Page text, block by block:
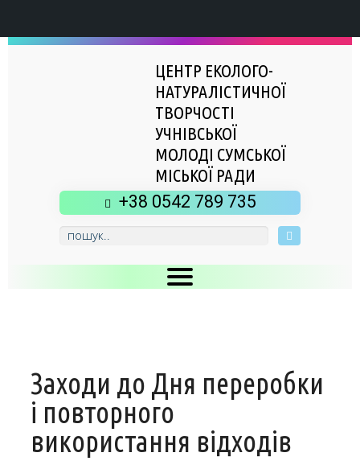
ЦЕНТР ЕКОЛОГО-
НАТУРАЛІСТИЧНОЇ
ТВОРЧОСТІ
УЧНІВСЬКОЇ
МОЛОДІ СУМСЬКОЇ
МІСЬКОЇ РАДИ
+38 0542 789 735
Про заклад
Історія
Структурні підрозділи
Освітній процес
Запрошуємо у гуртки
Методична робота
Заходи до Дня переробки
і повторного
використання відходів